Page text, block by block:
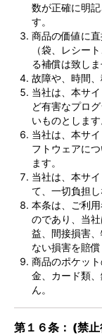
数が正確に明
す。
商品の価値に
（袋、レシー
る補償は致しま
故障や、時間
当社は、本サ
ど有害なプロ
いものとします
当社は、本サ
フトウェアに
ます。
当社は、本サ
て、一切負担し
本条は、ご利
のであり、当
益、間接損害
ない損害を賠償
商品のポケッ
金、カード類
ん。
第１６条： (禁